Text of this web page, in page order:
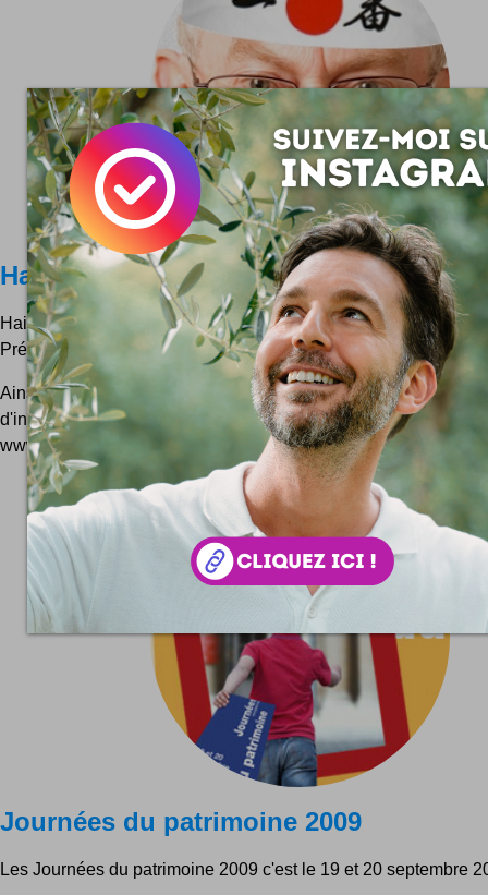
Haiku Herman
HaikuHerman.com est un site qui surfe sur le goûts des
Président de l'UE :)
Ainsi Herman Van Rompuy qui est friand de haikus est
d'inspiration pour commenter en trois vers n'importe
www.haikuherman.eu lance ainsi sur la home de 20minutes.fr :
Journées du patrimoine 2009
Les Journées du patrimoine 2009 c'est le 19 et 20 septembre